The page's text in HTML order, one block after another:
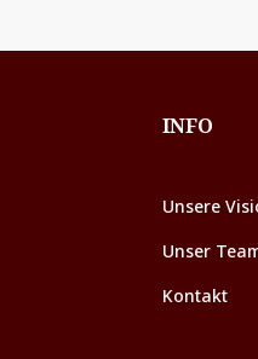
INFO
Unsere
Unser
Kontakt